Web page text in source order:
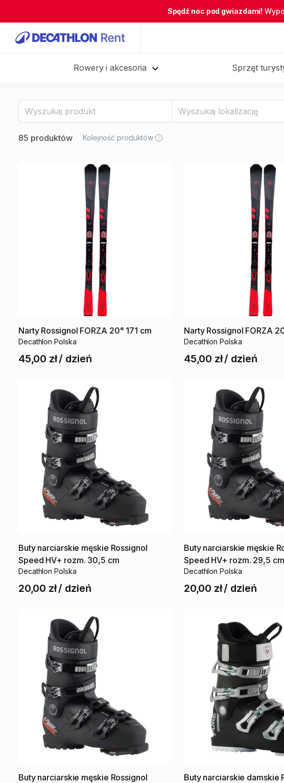
Spędź noc pod gwiazdami!
Rowery i akcesoria Sprzęt
85 produktów Kolejność produktów
Narty Rossignol FORZA 20° 171 cm
Decathlon Polska
45,00 zł/ dzień
Narty Rossignol FORZA
Decathlon Polska
45,00 zł/ dzień
Buty narciarskie męskie Rossignol
Speed HV+ rozm. 30​,​5 cm
Decathlon Polska
20,00 zł/ dzień
Buty narciarskie męskie
Speed HV+ rozm. 29​​,​​5 cm
Decathlon Polska
20,00 zł/ dzień
Buty narciarskie męskie Rossignol
Buty narciarskie damskie